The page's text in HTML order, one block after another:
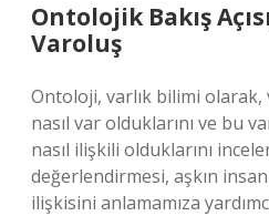
Ontolojik Bakış
Varoluş
Ontoloji, varlık bilimi olarak,
nasıl var olduklarını ve bu
nasıl ilişkili olduklarını
değerlendirmesi, aşkın
ilişkisini anlamamıza